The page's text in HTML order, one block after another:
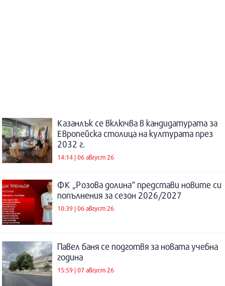
Казанлък се включва в кандидатурата за
Европейска столица на културата през
2032 г.
14:14 | 06 август 26
ФК „Розова долина“ представи новите си
попълнения за сезон 2026/2027
10:39 | 06 август 26
Павел баня се подготвя за новата учебна
година
15:59 | 07 август 26